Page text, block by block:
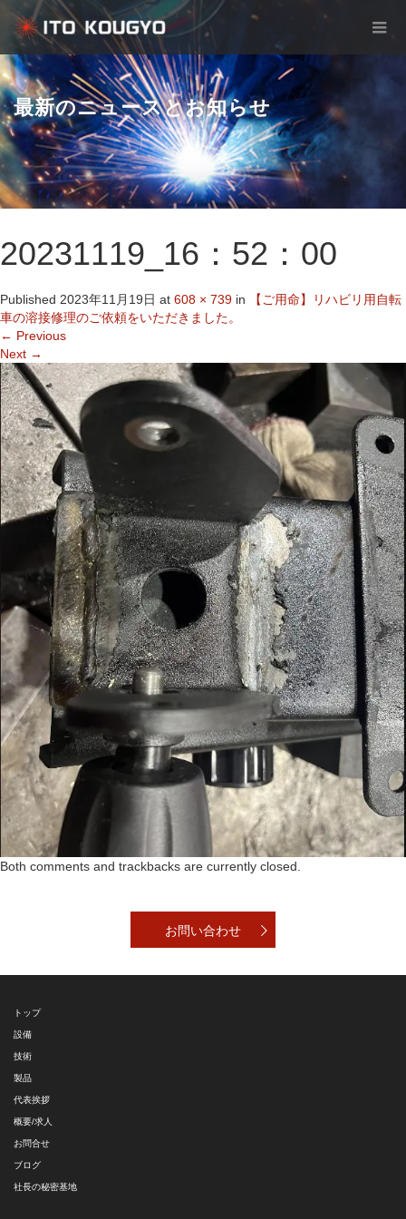
最新のニュースとお知らせ
20231119_16：52：00
Published 2023年11月19日 at 608 × 739 in
【ご用命】リハビリ用自転
車の溶接修理のご依頼をいただきました。
← Previous
Next →
Both comments and trackbacks are currently closed.
お問い合わせ
トップ
設備
技術
製品
代表挨拶
概要/求人
お問合せ
ブログ
社長の秘密基地